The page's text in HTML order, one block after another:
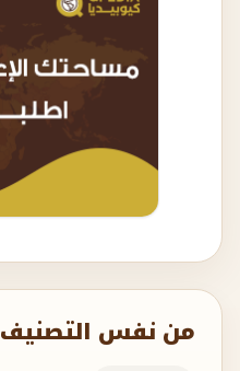
من نفس التصنيف